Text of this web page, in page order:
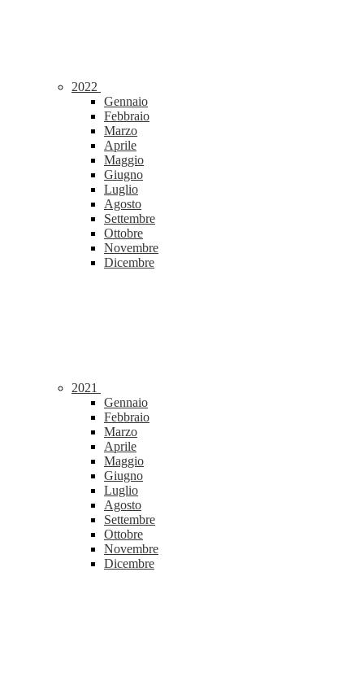
2022
Gennaio
Febbraio
Marzo
Aprile
Maggio
Giugno
Luglio
Agosto
Settembre
Ottobre
Novembre
Dicembre
2021
Gennaio
Febbraio
Marzo
Aprile
Maggio
Giugno
Luglio
Agosto
Settembre
Ottobre
Novembre
Dicembre